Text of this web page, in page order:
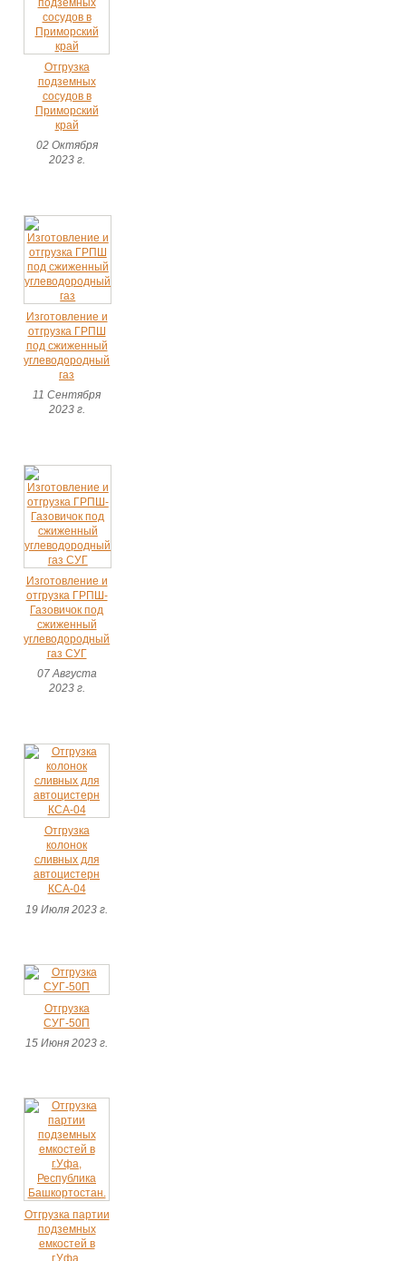
Отгрузка
подземных
сосудов в
Приморский
край
02 Октября
2023 г.
Изготовление и
отгрузка ГРПШ
под сжиженный
углеводородный
газ
11 Сентября
2023 г.
Изготовление и
отгрузка ГРПШ-
Газовичок под
сжиженный
углеводородный
газ СУГ
07 Августа
2023 г.
Отгрузка
колонок
сливных для
автоцистерн
КСА-04
19 Июля 2023 г.
Отгрузка
СУГ-50П
15 Июня 2023 г.
Отгрузка партии
подземных
емкостей в
г.Уфа,